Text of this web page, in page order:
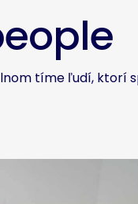
tíme ľudí, ktorí